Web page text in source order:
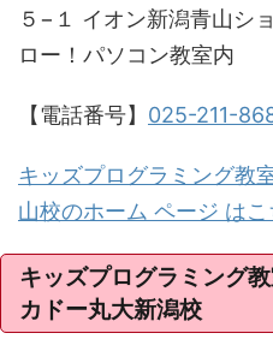
５−１ イオン新潟青山シ
ロー！パソコン教室内
【電話番号】 025-211-
キッズプログラミング教
山校のホーム ページ はこ
キッズプログラミング
カドー丸大新潟校